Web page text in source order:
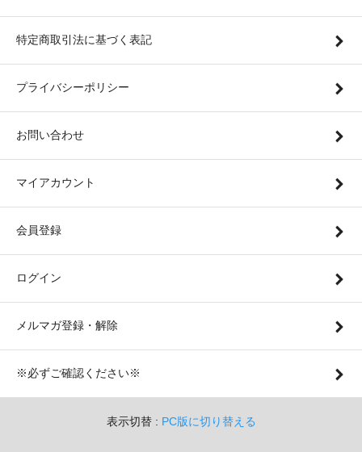
特定商取引法に基づく表記
プライバシーポリシー
お問い合わせ
マイアカウント
会員登録
ログイン
メルマガ登録・解除
※必ずご確認ください※
表示切替 : PC版に切り替える